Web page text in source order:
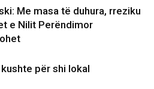
Me masa të duhura, rreziku
e Nilit Perëndimor
për shi lokal